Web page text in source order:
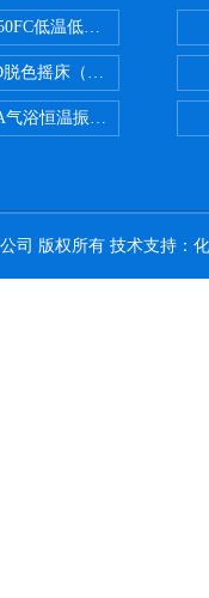
低温低湿种子储藏柜
色摇床（三维运动）
浴恒温振荡器
司 版权所有 技术支持：